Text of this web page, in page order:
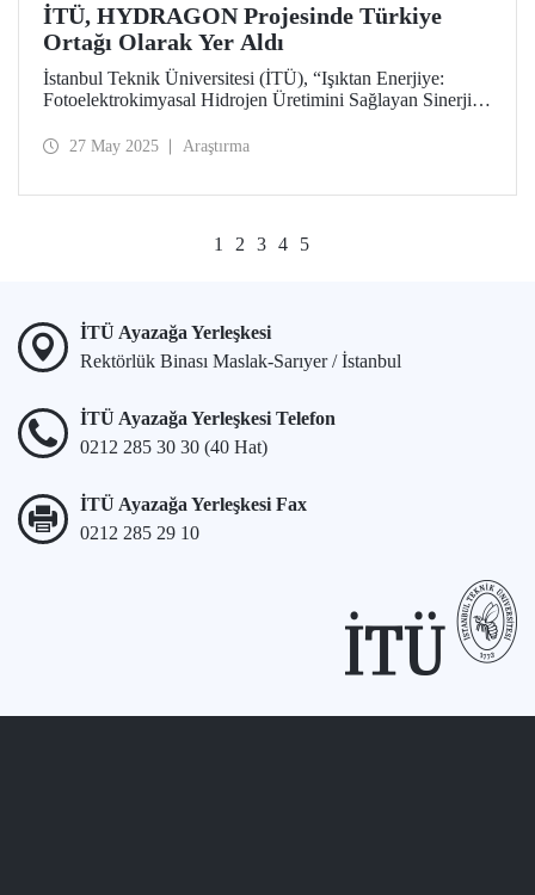
İTÜ, HYDRAGON Projesinde Türkiye
Ortağı Olarak Yer Aldı
İstanbul Teknik Üniversitesi (İTÜ), “Işıktan Enerjiye:
Fotoelektrokimyasal Hidrojen Üretimini Sağlayan Sinerjik
ERA.NET projesinde Türkiye ortağı olarak yer aldı.
27 May 2025 Araştırma
1 2 3 4 5
İTÜ Ayazağa Yerleşkesi
Rektörlük Binası Maslak-Sarıyer / İstanbul
İTÜ Ayazağa Yerleşkesi Telefon
0212 285 30 30 (40 Hat)
İTÜ Ayazağa Yerleşkesi Fax
0212 285 29 10